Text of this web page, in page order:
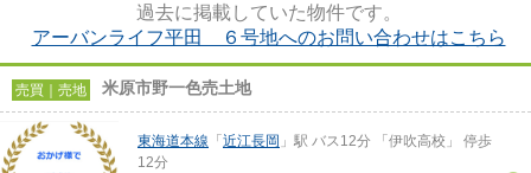
過去に掲載していた物件です。
アーバンライフ平田 ６号地へのお問い合わせはこちら
売買｜売地 米原市野一色売土地
東海道本線 「 近江長岡 」駅 バス12分 「伊吹高校」 停歩
12分